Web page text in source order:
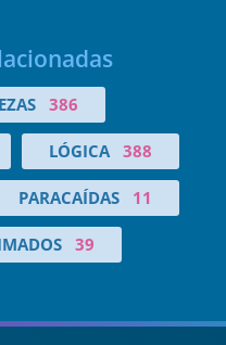
386
LÓGICA 388
PARACAÍDAS 11
39